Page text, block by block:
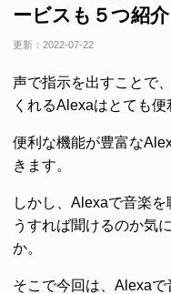
ービスも５つ紹介
更新： 2022-07-22
声で指示を出すことで
くれるAlexaはとても便
便利な機能が豊富な
きます。
しかし、Alexaで音楽
うすれば聞けるのか気
か。
そこで今回は、Alexa